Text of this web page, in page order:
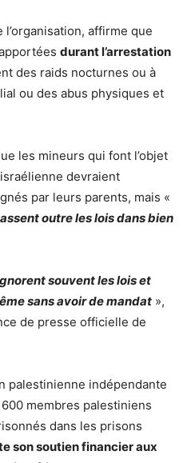
affirme que
durant l’arrestation
des raids nocturnes ou à
ou des abus physiques et
les mineurs qui font l’objet
devraient
par leurs parents, mais «
outre les lois dans bien
souvent les lois et
sans avoir de mandat »,
de presse officielle de
palestinienne indépendante
membres palestiniens
dans les prisons
son soutien financier aux